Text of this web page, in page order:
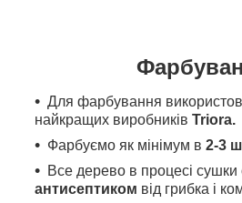
Для фарбування
найкращих виробників Triora.
Фарбуємо як мінімум в 2-3
Все дерево в процесі сушки
антисептиком від грибка і